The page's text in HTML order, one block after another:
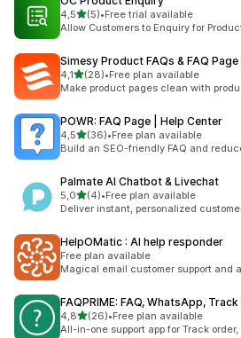
4,5av 5 stjerner
(5)
Totalt 5 omtaler
•Free trial available
Allow Customers to Enquiry for
Simesy Product FAQs & FAQ Page
4,1av 5 stjerner
(28)
Totalt 28 omtaler
•Free plan available
Make product pages clean with
POWR: FAQ Page | Help Center
4,5av 5 stjerner
(36)
Totalt 36 omtaler
•Free plan available
Build an SEO-friendly FAQ and
Palmate AI Chatbot & Livechat
5,0av 5 stjerner
(4)
Totalt 4 omtaler
•Free plan available
Deliver instant, personalized
HelpOMatic : AI help responder
Free plan available
Magical email customer support and
FAQPRIME: FAQ, WhatsApp, Track
4,8av 5 stjerner
(26)
Totalt 26 omtaler
•Free plan available
All-in-one support app for Track